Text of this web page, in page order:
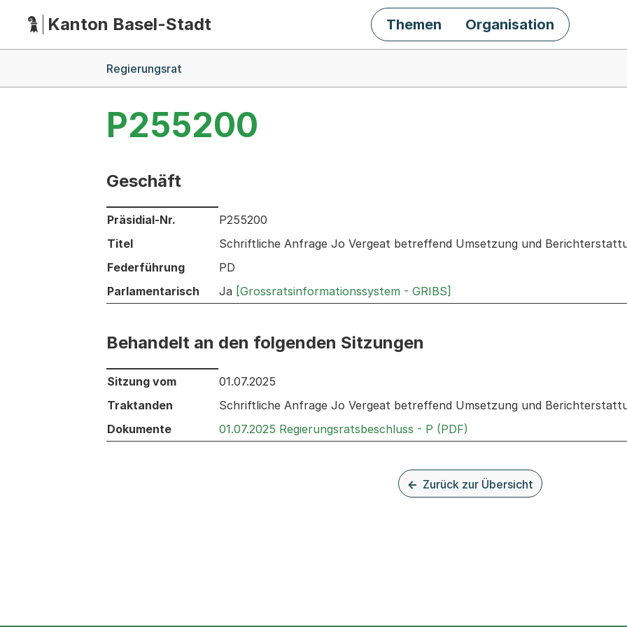
HauptnavigationKanton Basel-Stadt Themen Organisation
Regierungsrat
P255200
Geschäft
Informationen zum Ausgewählten Geschäft
Präsidial-Nr.
P255200
Titel
Schriftliche Anfrage Jo Vergeat betreffend Umsetzung und
Federführung
PD
Parlamentarisch
Ja [Grossratsinformationssystem - GRIBS]
Behandelt an den folgenden Sitzungen
Behandelt an den folgenden Sitzungen: Informationen zu den Sitzungen zum Geschäft
Sitzung vom
01.07.2025
Traktanden
Schriftliche Anfrage Jo Vergeat betreffend Umsetzung und
Dokumente
01.07.2025 Regierungsratsbeschluss - P (PDF)
Zurück zur Übersicht